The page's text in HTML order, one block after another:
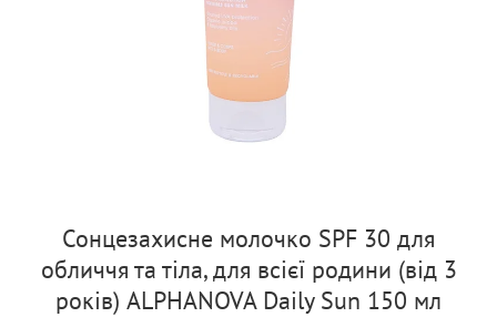
Сонцезахисне молочко SPF 30 для
обличчя та тіла, для всієї родини (від 3
років) ALPHANOVA Daily Sun 150 мл